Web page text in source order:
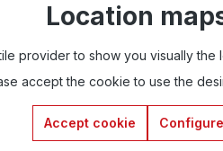
Location
provider to show you visually the
accept the cookie to use the
Accept cookie